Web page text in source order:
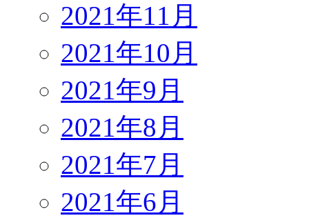
2021年11月
2021年10月
2021年9月
2021年8月
2021年7月
2021年6月